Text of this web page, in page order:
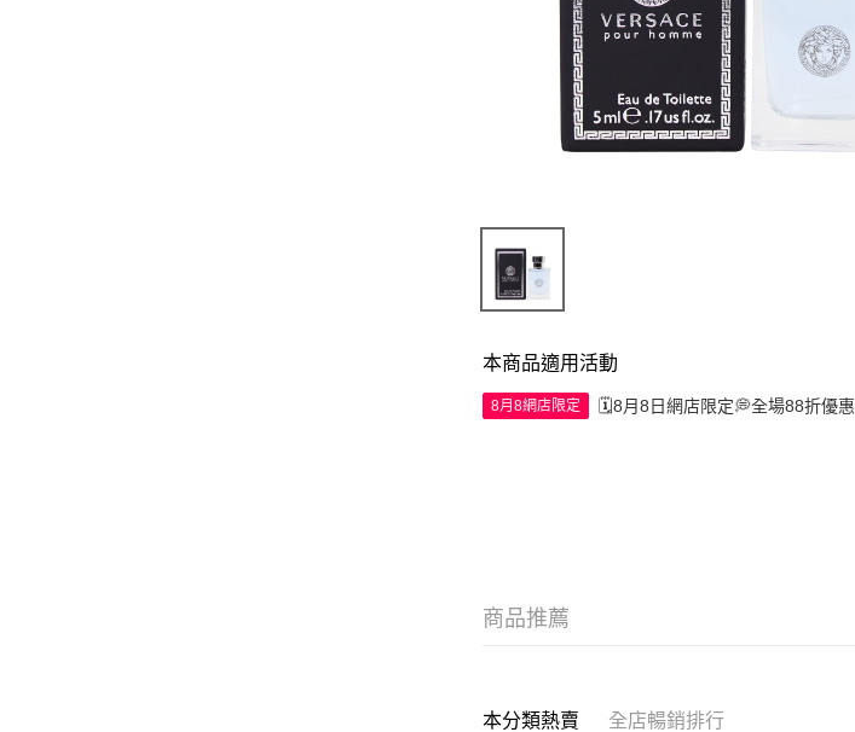
本商品適用活動
8月8網店限定 🗓️8月8日網店限定💭全場88折優惠
商品推薦
本分類熱賣 全店暢銷排行